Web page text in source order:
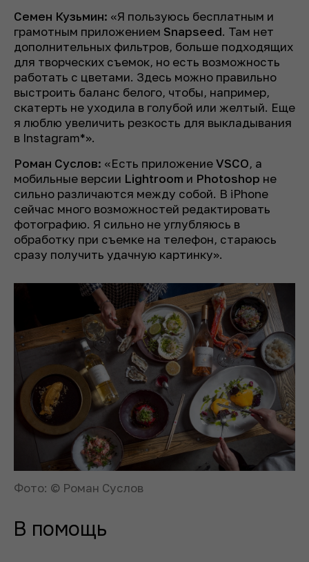
Семен Кузьмин: «Я пользуюсь бесплатным и
грамотным приложением Snapseed. Там нет
дополнительных фильтров, больше подходящих
для творческих съемок, но есть возможность
работать с цветами. Здесь можно правильно
выстроить баланс белого, чтобы, например,
скатерть не уходила в голубой или желтый. Еще
я люблю увеличить резкость для выкладывания
в Instagram*».
Роман Суслов: «Есть приложениеVSCO, а
мобильные версии Lightroom и Photoshop не
сильно различаются между собой. В iPhone
сейчас много возможностей редактировать
фотографию. Я сильно не углубляюсь в
обработку при съемке на телефон, стараюсь
сразу получить удачную картинку».
Фото: © Роман Суслов
В помощь